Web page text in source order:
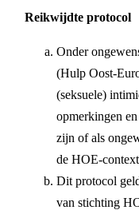
Reikwijdte protocol
Onder
(Hulp Oost-
(seksuele)
opmerkingen
zijn of als
de HOE-
Dit protocol
van stichting